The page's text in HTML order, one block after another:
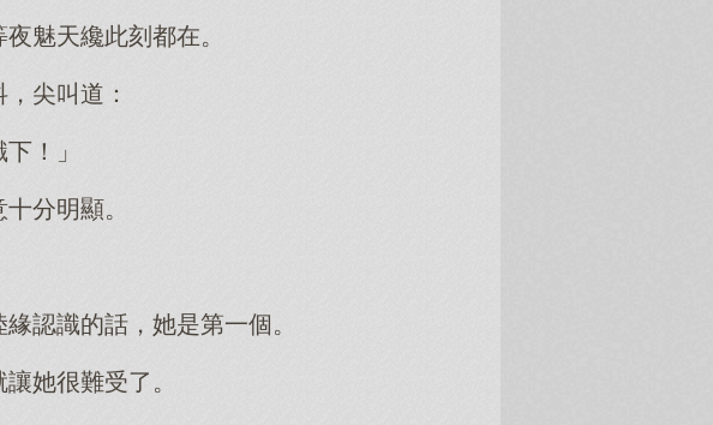
魅天纔此刻都在。
尖叫道：
！」
分明顯。
認識的話，她是第一個。
她很難受了。